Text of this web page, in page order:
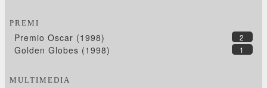
PREMI
2
Premio Oscar (1998)
1
Golden Globes (1998)
MULTIMEDIA